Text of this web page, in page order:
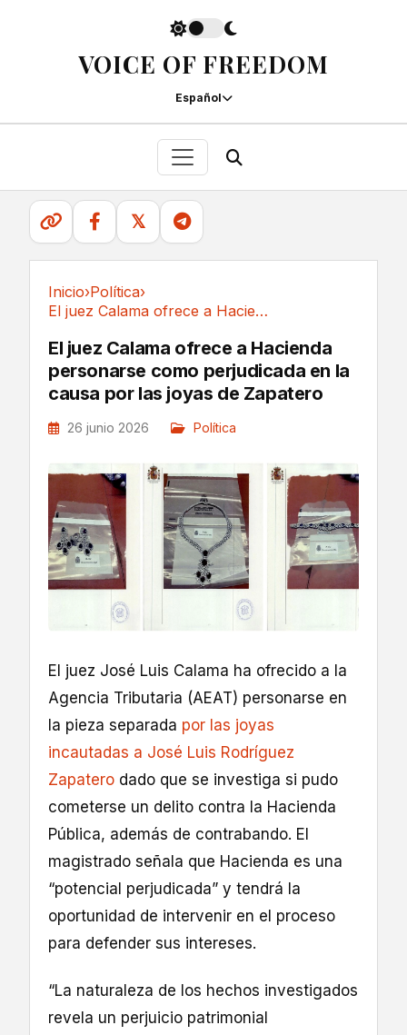
VOICE OF FREEDOM
Español
𝕏
Inicio›Política›
El juez Calama ofrece a Hacienda personarse...
El juez Calama ofrece a Hacienda
personarse como perjudicada en la
causa por las joyas de Zapatero
26 junio 2026 Política
El juez José Luis Calama ha ofrecido a la
Agencia Tributaria (AEAT) personarse en
la pieza separada por las joyas
incautadas a José Luis Rodríguez
Zapatero dado que se investiga si pudo
cometerse un delito contra la Hacienda
Pública, además de contrabando. El
magistrado señala que Hacienda es una
“potencial perjudicada” y tendrá la
oportunidad de intervenir en el proceso
para defender sus intereses.
“La naturaleza de los hechos investigados
revela un perjuicio patrimonial